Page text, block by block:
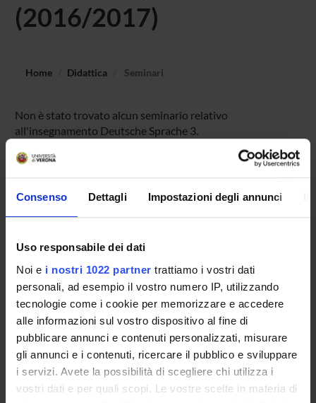
Consenso Dettagli Impostazioni degli annunci
Uso responsabile dei dati
Noi e i nostri 1022 partner trattiamo i vostri dati
personali, ad esempio il vostro numero IP, utilizzando
tecnologie come i cookie per memorizzare e accedere
alle informazioni sul vostro dispositivo al fine di
pubblicare annunci e contenuti personalizzati, misurare
gli annunci e i contenuti, ricercare il pubblico e sviluppare
i servizi. Avete la possibilità di scegliere chi utilizza i
vostri dati e per quali scopi. Le vostre scelte in materia di
(2016/2017)
Home Didattica Seminari
Non è stato trovato alcun seminario relativo
all'insegnamento Deutsche Sprache 3.
OFFERTA FORMATIVA
DOTTORATI DI RICERCA E FORMAZIONE
SUPERIORE
Contatti
Persone
Luoghi
Calendario